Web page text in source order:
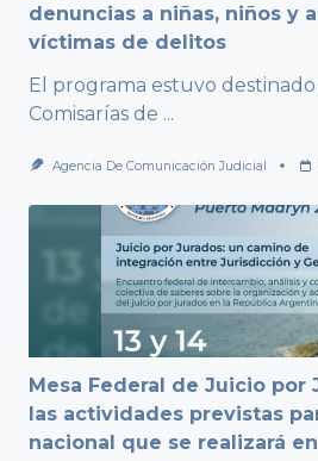
denuncias a niñas, niños y
víctimas de delitos
El programa estuvo
Comisarías de ...
Agencia De Comunicación Judicial
Mesa Federal de Juicio por
las actividades previstas
nacional que se realizará